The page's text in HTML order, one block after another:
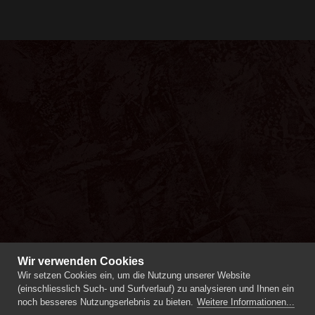
Wir verwenden Cookies
Wir setzen Cookies ein, um die Nutzung unserer Website
(einschliesslich Such- und Surfverlauf) zu analysieren und Ihnen ein
noch besseres Nutzungserlebnis zu bieten. Weitere Informationen...